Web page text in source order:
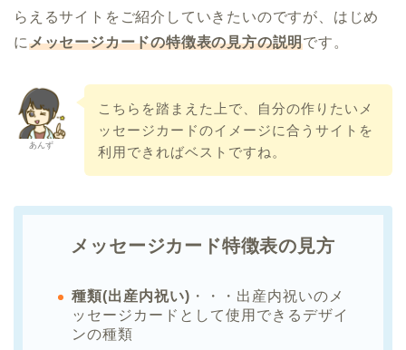
らえるサイトをご紹介していきたいのですが、はじめ
にメッセージカードの特徴表の見方の説明です。
あんず
こちらを踏まえた上で、自分の作りたいメ
ッセージカードのイメージに合うサイトを
利用できればベストですね。
メッセージカード特徴表の見方
種類(出産内祝い) ・・・出産内祝いのメ
ッセージカードとして使用できるデザイ
ンの種類